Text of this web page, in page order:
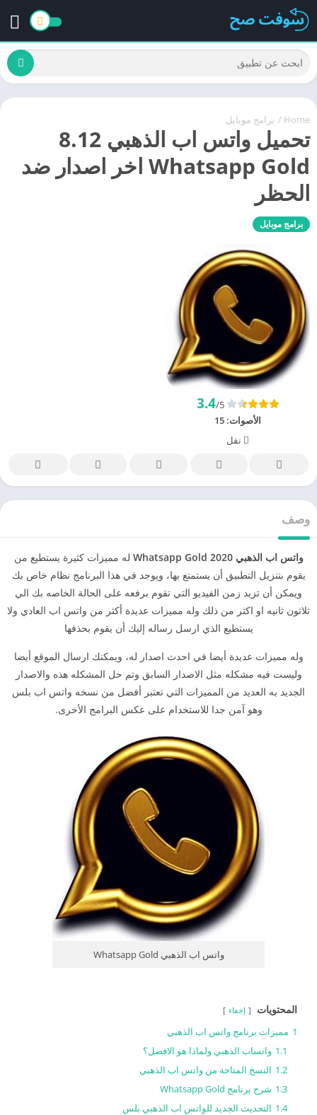
Home
/ برامج موبايل
تحميل واتس اب الذهبي 8.12
Whatsapp Gold اخر اصدار ضد
الحظر
برامج موبايل
3.4/5
الأصوات: 15
نقل
وصف
واتس اب الذهبي 2020 Whatsapp Gold
له مميزات كثيرة يستطيع من
يقوم بتنزيل التطبيق أن يستمتع بها، ويوجد في هذا البرنامج نظام خاص بك
ويمكن أن تزيد زمن الفيديو التي تقوم برفعه على الحالة الخاصه بك الي
ثلاثون ثانيه او اكثر من ذلك وله مميزات عديدة أكثر من واتس اب العادي ولا
يستطيع الذي ارسل رساله إليك أن يقوم بحذفها
وله مميزات عديدة أيضا في احدث اصدار له، ويمكنك ارسال الموقع أيضا
وليست فيه مشكله مثل الاصدار السابق وتم حل المشكله هذه والاصدار
الجديد به العديد من المميزات التي تعتبر أفضل من نسخه واتس اب بلس
وهو آمن جدا للاستخدام على عكس البرامج الأخرى.
واتس اب الذهبي Whatsapp Gold
المحتويات إخفاء
1 مميزات برنامج واتس اب الذهبي
1.1 واتساب الذهبي ولماذا هو الافضل؟
1.2 النسخ المتاحة من واتس اب الذهبي
1.3 شرح برنامج Whatsapp Gold
1.4 التحديث الجديد للواتس اب الذهبي بلس